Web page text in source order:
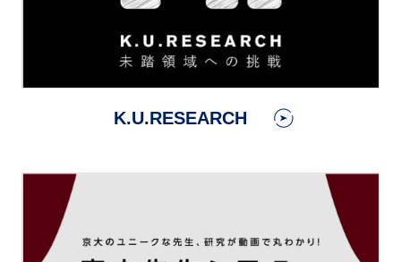
K.U.RESEARCH